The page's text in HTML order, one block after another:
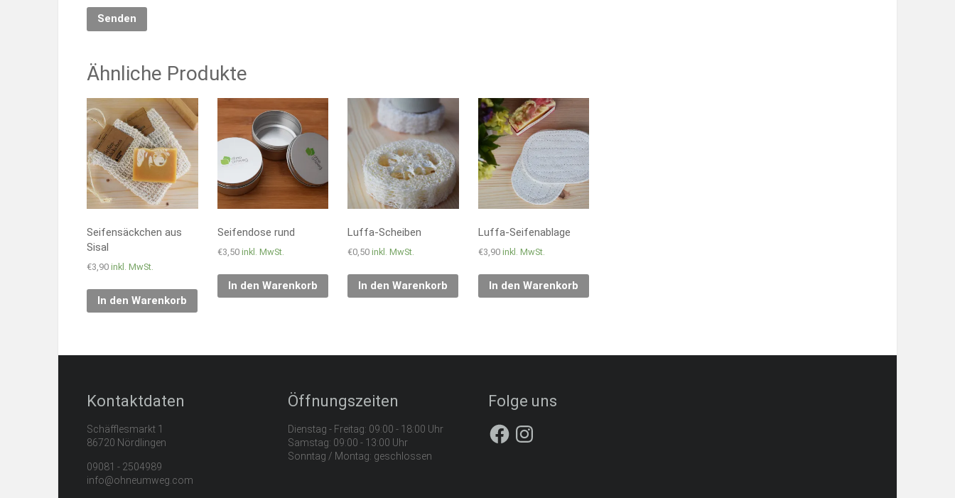
Ähnliche Produkte
Seifensäckchen aus
Sisal
€3,90 inkl. MwSt.
In den Warenkorb
Seifendose rund
€3,50 inkl. MwSt.
In den Warenkorb
Luffa-Scheiben
€0,50 inkl. MwSt.
In den Warenkorb
Luffa-Seifenablage
€3,90 inkl. MwSt.
In den Warenkorb
Kontaktdaten
Schäfflesmarkt 1
86720 Nördlingen
09081 - 2504989
info@ohneumweg.com
Öffnungszeiten
Dienstag - Freitag: 09:00 - 18:00 Uhr
Samstag: 09:00 - 13:00 Uhr
Sonntag / Montag: geschlossen
Folge uns